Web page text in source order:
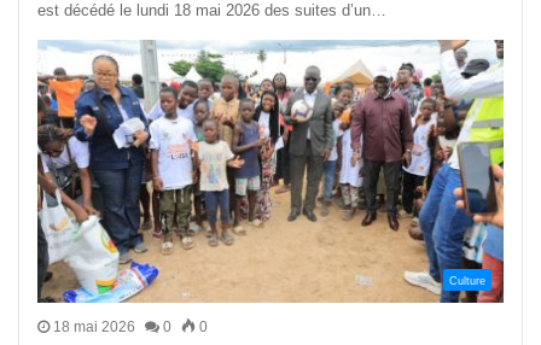
est décédé le lundi 18 mai 2026 des suites d’un…
Culture
18 mai 2026 0 0